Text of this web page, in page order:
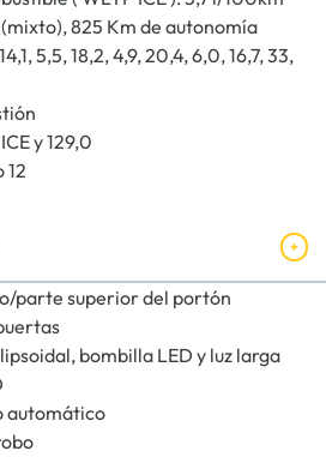
825 Km de autonomía
5,5, 18,2, 4,9, 20,4, 6,0, 16,7, 33,
y 129,0
12
parte superior del portón
bombilla LED y luz larga
automático